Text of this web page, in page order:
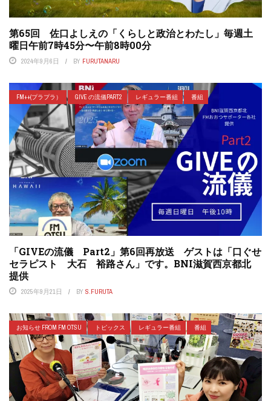
第65回 佐口よしえの「くらしと政治とわたし」毎週土
曜日午前7時45分〜午前8時00分
2024年9月6日 BY FURUTANARU
FM++(プラプラ） GIVE の流儀PART2 レギュラー番組 番組
「GIVEの流儀 Part2」第6回再放送 ゲストは「口ぐせ
セラピスト 大石 裕路さん」です。BNI滋賀西京都北
提供
2025年9月21日 BY S.FURUTA
お知らせ FROM FM OTSU トピックス レギュラー番組 番組